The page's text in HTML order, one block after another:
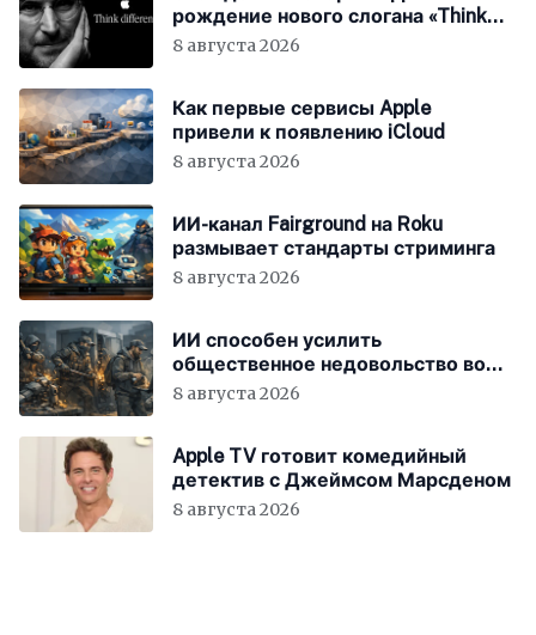
рождение нового слогана «Think
Different»
8 августа 2026
Как первые сервисы Apple
привели к появлению iCloud
8 августа 2026
ИИ-канал Fairground на Roku
размывает стандарты стриминга
8 августа 2026
ИИ способен усилить
общественное недовольство во
всём мире
8 августа 2026
Apple TV готовит комедийный
детектив с Джеймсом Марсденом
8 августа 2026